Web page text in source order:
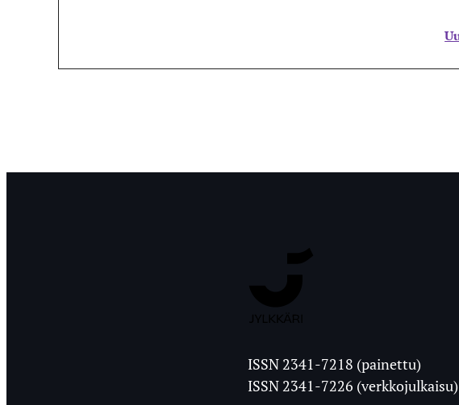
Ylioppilaslehti
ISSN 2341-7218 (painettu)
ISSN 2341-7226 (verkkojulkaisu)